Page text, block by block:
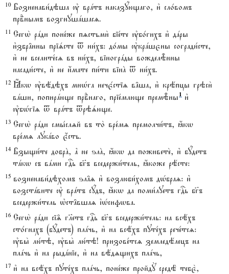
10 Возненави1дэша ў врaтъ наказyющаго, и3 сло1вомъ
првdнымъ возгнушaшасz.
11 Сегw2 рaди поне1же пzстьми2 біе1те ўбо1гихъ и3 дaры
и3збр†нны пріsсте t ни1хъ: до1мы ўкрaшєны согради1сте,
и3 не вселите1сz въ ни1хъ, віногрaды вожделBнны
насади1сте, и3 не и4мате пи1ти вінA t ни1хъ.
12 Ћкw ўвёдэхъ мнHга нечє1стіz в†ша, и3 крёпцы грэси2
вaши, попирaюще првdнаго, пріе1млюще премBны1и3
ўбHгіz t врaтъ tрэsюще.
13 Сегw2 рaди смы1слzй въ то2 вре1мz премолчи1тъ, ћкw
вре1мz лукaво є4сть.
14 Взыщи1те добрA, ґ не ѕлA, ћкw да поживете2, и3 бyдетъ
тaкw съ вaми гDь бг7ъ вседержи1тель, ћкоже рёсте:
15 возненави1дэхомъ ѕл†z и3 возлюби1хомъ дHбраz: и3
возстaвите ў врaтъ сyдъ, ћкw да поми1луетъ гDь бг7ъ
вседержи1тель њст†вшаz їHсифwва.
16 Сегw2 рaди сі‰ гlетъ гDь бг7ъ вседержи1тель: на всёхъ
сто1гнахъ (бyдетъ) плaчь, и3 на всёхъ путе1хъ рече1тсz:
ўвы2 лю1тэ, ўвы2 лю1тэ! призове1тсz земледёлецъ на
плaчь и3 на рыдaніе, и3 на вёдzщихъ плaчь,
17 и3 на всёхъ путе1хъ плaчь, поне1же пройдY средЁ тебє2,